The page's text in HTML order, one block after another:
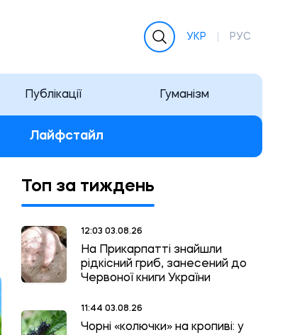
УКР РУС
Публікації Гуманізм
Лайфстайл
Топ за тиждень
12:03 03.08.26
На Прикарпатті знайшли
рідкісний гриб, занесений до
Червоної книги України
11:44 03.08.26
Чорні «колючки» на кропиві: у